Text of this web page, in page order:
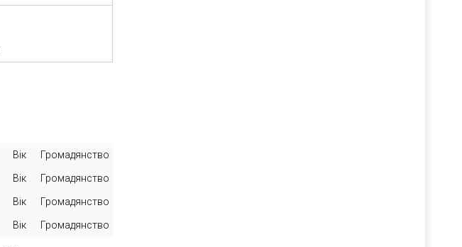
Вік Громадянство
Вік Громадянство
Вік Громадянство
Вік Громадянство